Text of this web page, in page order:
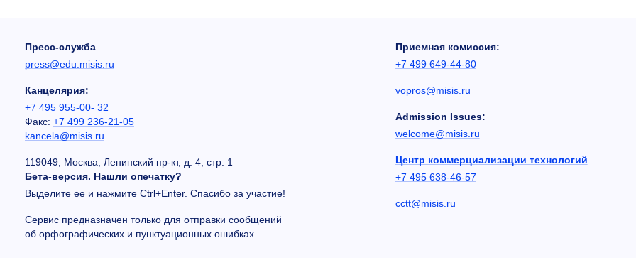
Пресс-служба
press@edu.misis.ru
Канцелярия:
+7 495 955-00- 32
Факс: +7 499 236-21-05
kancela@misis.ru
119049, Москва, Ленинский пр-кт, д. 4, стр. 1
Бета-версия. Нашли опечатку?
Выделите ее и нажмите Ctrl+Enter. Спасибо за участие!
Сервис предназначен только для отправки сообщений
об орфографических и пунктуационных ошибках.
Приемная комиссия:
+7 499 649-44-80
vopros@misis.ru
Admission Issues:
welcome@misis.ru
Центр коммерциализации технологий
+7 495 638-46-57
cctt@misis.ru